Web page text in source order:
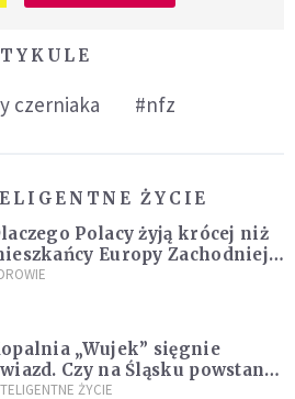
czerniaka #nfz
ŻYCIE
Polacy żyją krócej niż
Europy Zachodniej?
wskazuje główne
„Wujek” sięgnie
Czy na Śląsku powstanie
Krzemowa”?
ŻYCIE